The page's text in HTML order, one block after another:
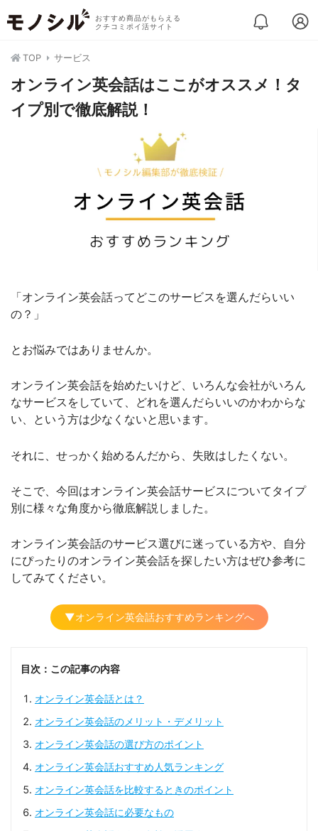
おすすめ商品がもらえる
クチコミポイ活サイト
TOP サービス
オンライン英会話はここがオススメ！タ
イプ別で徹底解説！
「オンライン英会話ってどこのサービスを選んだらいい
の？」
とお悩みではありませんか。
オンライン英会話を始めたいけど、いろんな会社がいろん
なサービスをしていて、どれを選んだらいいのかわからな
い、という方は少なくないと思います。
それに、せっかく始めるんだから、失敗はしたくない。
そこで、今回はオンライン英会話サービスについてタイプ
別に様々な角度から徹底解説しました。
オンライン英会話のサービス選びに迷っている方や、自分
にぴったりのオンライン英会話を探したい方はぜひ参考に
してみてください。
▼オンライン英会話おすすめランキングへ
目次：この記事の内容
オンライン英会話とは？
オンライン英会話のメリット・デメリット
オンライン英会話の選び方のポイント
オンライン英会話おすすめ人気ランキング
オンライン英会話を比較するときのポイント
オンライン英会話に必要なもの